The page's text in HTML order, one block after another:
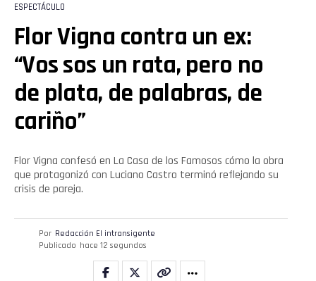
ESPECTÁCULO
Flor Vigna contra un ex:
“Vos sos un rata, pero no
de plata, de palabras, de
cariño”
Flor Vigna confesó en La Casa de los Famosos cómo la obra
que protagonizó con Luciano Castro terminó reflejando su
crisis de pareja.
Por Redacción El intransigente
Publicado hace 12 segundos